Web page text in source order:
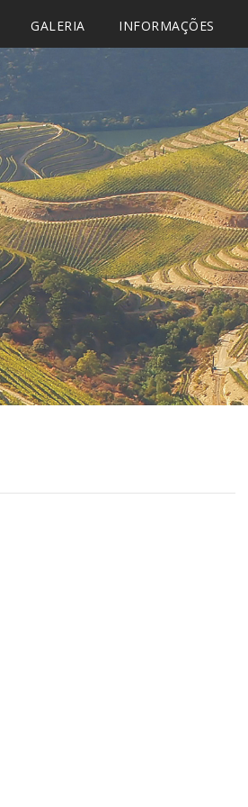
GALERIA INFORMAÇÕES